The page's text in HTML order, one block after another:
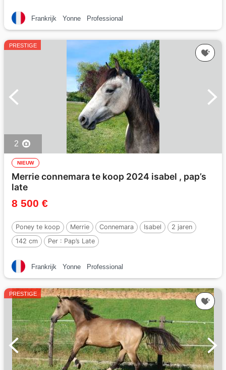
Frankrijk
Yonne Professional
PRESTIGE
2
NIEUW
Merrie connemara te koop 2024 isabel , pap’s
late
8 500 €
Poney te koop Merrie Connemara Isabel
2 jaren
142 cm
Per : Pap’s Late
Frankrijk Yonne Professional
PRESTIGE